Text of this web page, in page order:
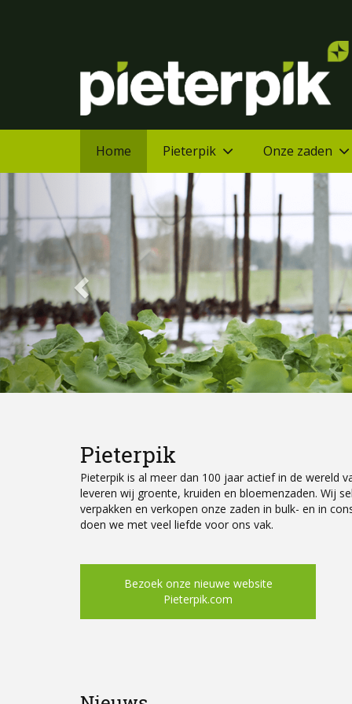
Home Pieterpik Onze zaden
Pieterpik
Pieterpik is al meer dan 100 jaar actief in de wereld
leveren wij groente, kruiden en bloemenzaden. Wij
verpakken en verkopen onze zaden in bulk- en in
doen we met veel liefde voor ons vak.
Bezoek onze nieuwe website
Pieterpik.com